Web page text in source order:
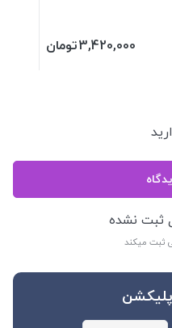
3,420,000تومان
ثبت نشده
ثبت میکند